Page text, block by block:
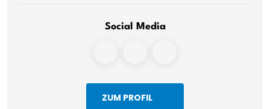
Social Media
ZUM PROFIL